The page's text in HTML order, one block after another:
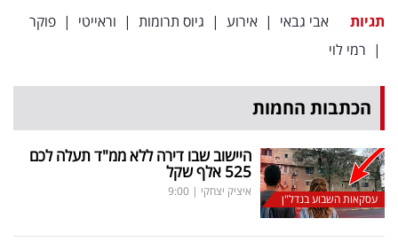
תגיות אבי גבאי | אירוע | גיוס תרומות | וראייטי | פוקר
| רמי לוי
הכתבות החמות
עסקאות השבוע בנדל"ן
היישוב שבו דירה ללא ממ"ד תעלה לכם
525 אלף שקל
איציק יצחקי |
9:00